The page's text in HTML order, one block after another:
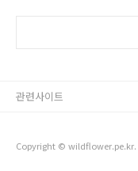
서 복귀할 것을 대비하여 13번
미 무리 재두루미 이른 새벽부
Copyright © wildflower.pe.kr.
관련사이트